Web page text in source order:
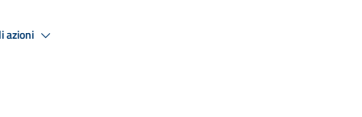
azioni